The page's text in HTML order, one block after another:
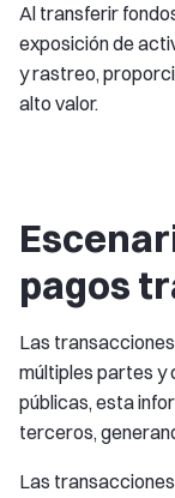
Al transferir
exposición de
y rastreo,
alto valor.
pagos
Las
múltiples partes y
públicas, esta
terceros,
Las